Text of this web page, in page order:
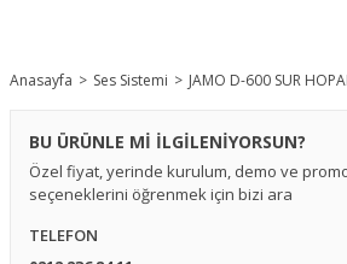
Anasayfa Ses Sistemi JAMO D-600 SUR
BU ÜRÜNLE Mİ İLGİLENİYORSUN?
Özel fiyat, yerinde kurulum, demo ve
seçeneklerini öğrenmek için bizi ara
TELEFON